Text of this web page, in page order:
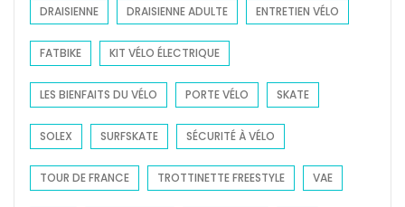
DRAISIENNE DRAISIENNE ADULTE ENTRETIEN VÉLO
FATBIKE KIT VÉLO ÉLECTRIQUE
LES BIENFAITS DU VÉLO PORTE VÉLO SKATE
SOLEX SURFSKATE SÉCURITÉ À VÉLO
TOUR DE FRANCE TROTTINETTE FREESTYLE VAE